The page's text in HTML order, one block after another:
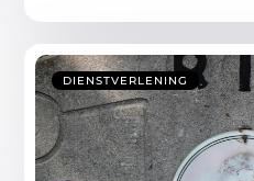
DIENSTVERLENING